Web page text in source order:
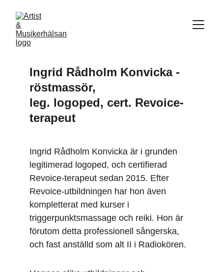
Ingrid Rådholm Konvicka -
röstmassör,
leg. logoped, cert. Revoice-
terapeut
Ingrid Rådholm Konvicka är i grunden
legitimerad logoped, och certifierad
Revoice-terapeut sedan 2015. Efter
Revoice-utbildningen har hon även
kompletterat med kurser i
triggerpunktsmassage och reiki. Hon är
förutom detta professionell sångerska,
och fast anställd som alt II i Radiokören.